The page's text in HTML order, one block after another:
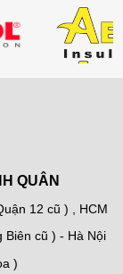
QUÂN
12 cũ ) , HCM
Biên cũ ) - Hà Nội
)